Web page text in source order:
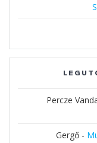
Percze
Gergő-